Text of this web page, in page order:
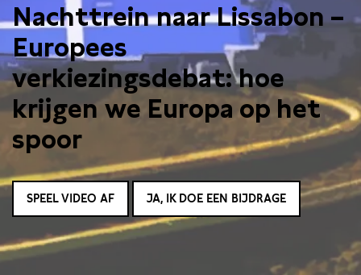
Nachttrein naar Lissabon –
Europees
verkiezingsdebat: hoe
krijgen we Europa op het
spoor
SPEEL VIDEO AF JA, IK DOE EEN BIJDRAGE